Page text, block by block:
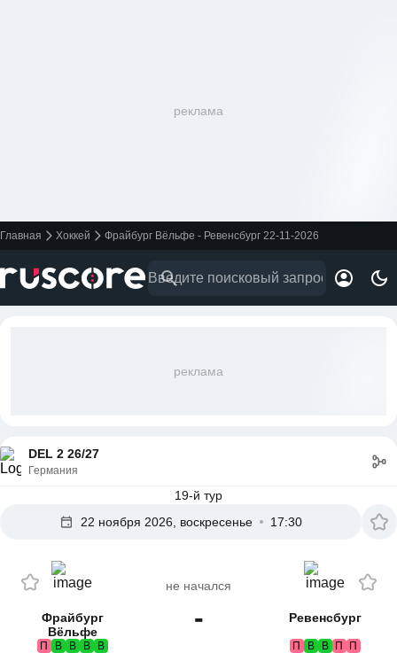
реклама
Главная Хоккей Фрайбург Вёльфе - Ревенсбург 22-11-2026
реклама
DEL 2 26/27
Германия
19-й тур
22 ноября 2026, воскресенье
17:30
Фрайбург
Вёльфе
П В В В В
не начался
- Ревенсбург
П В В П П